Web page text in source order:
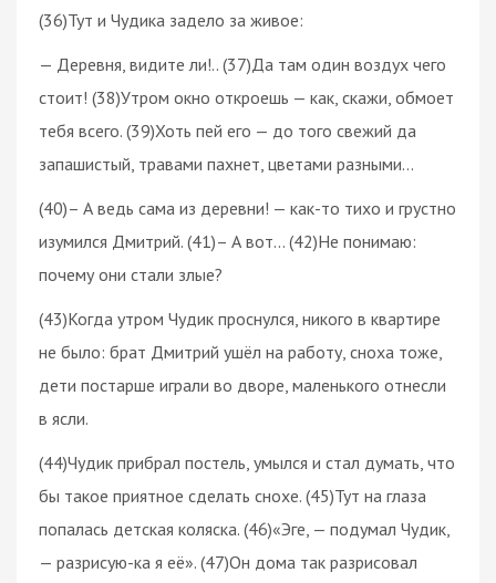
(36)Тут и Чудика задело за живое:
— Деревня, видите ли!.. (37)Да там один воздух чего
стоит! (38)Утром окно откроешь — как, скажи, обмоет
тебя всего. (39)Хоть пей его — до того свежий да
запашистый, травами пахнет, цветами разными…
(40)– А ведь сама из деревни! — как-то тихо и грустно
изумился Дмитрий. (41)– А вот… (42)Не понимаю:
почему они стали злые?
(43)Когда утром Чудик проснулся, никого в квартире
не было: брат Дмитрий ушёл на работу, сноха тоже,
дети постарше играли во дворе, маленького отнесли
в ясли.
(44)Чудик прибрал постель, умылся и стал думать, что
бы такое приятное сделать снохе. (45)Тут на глаза
попалась детская коляска. (46)«Эге, — подумал Чудик,
— разрисую-ка я её». (47)Он дома так разрисовал